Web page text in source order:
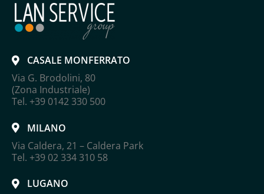
CASALE MONFERRATO
Via G. Brodolini, 80
(Zona Industriale)
Tel. +39 0142 330 500
MILANO
Via Caldera, 21 – Caldera Park
Tel. +39 02 334 310 58
LUGANO